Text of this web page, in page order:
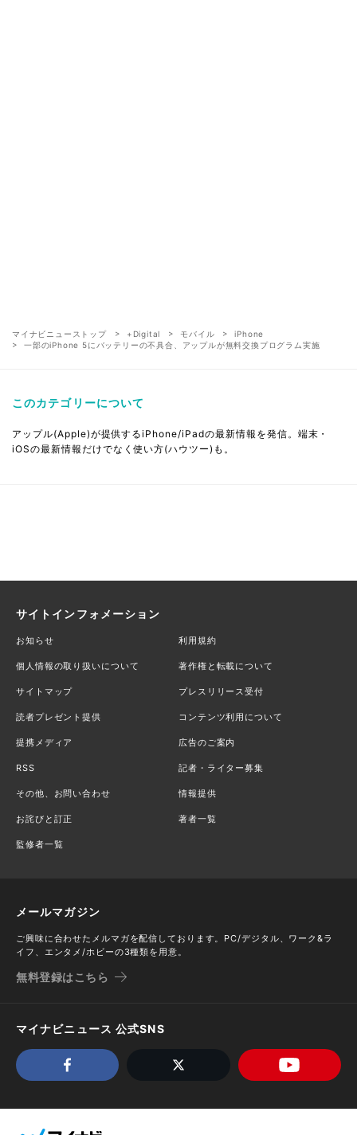
マイナビニューストップ +Digital モバイル
iPhone
一部のiPhone 5にバッテリーの不具合、アップルが無料交換プログラム実施
このカテゴリーについて
アップル(Apple)が提供するiPhone/iPadの最新情報を発信。端末・
iOSの最新情報だけでなく使い方(ハウツー)も。
サイトインフォメーション
お知らせ 利用規約
個人情報の取り扱いについて 著作権と転載について
サイトマップ プレスリリース受付
読者プレゼント提供 コンテンツ利用について
提携メディア 広告のご案内
RSS 記者・ライター募集
その他、お問い合わせ 情報提供
お詫びと訂正 著者一覧
監修者一覧
メールマガジン
ご興味に合わせたメルマガを配信しております。PC/デジタル、ワーク&ラ
イフ、エンタメ/ホビーの3種類を用意。
無料登録はこちら
マイナビニュース 公式SNS